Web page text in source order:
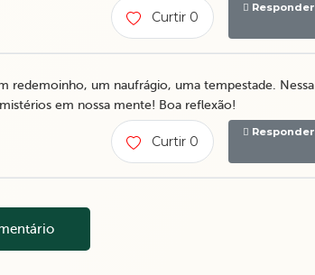
Curtir 0
Responder
redemoinho, um naufrágio, uma tempestade. Nessa
em nossa mente! Boa reflexão!
Curtir 0
Responder